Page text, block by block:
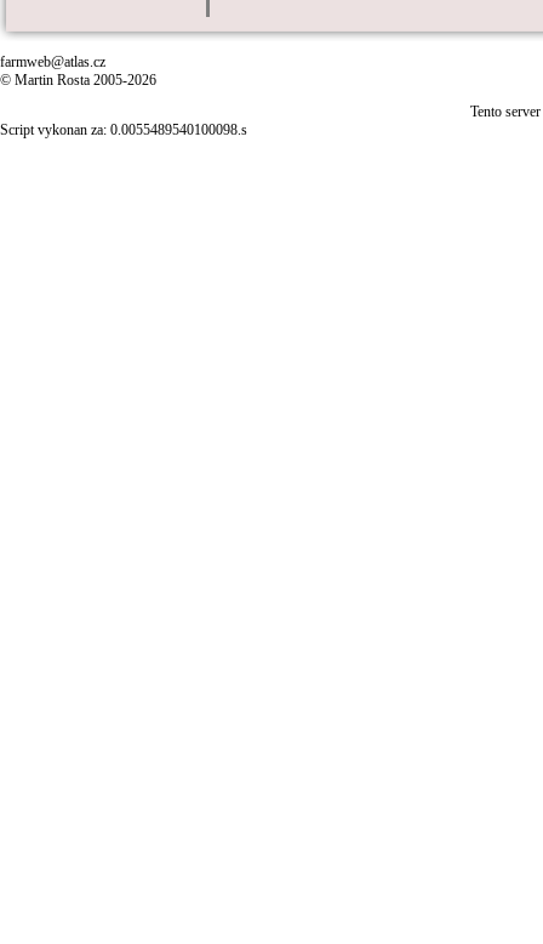
farmweb@atlas.cz
© Martin Rosta 2005-2026
Tento
Script vykonan za: 0.0055489540100098.s